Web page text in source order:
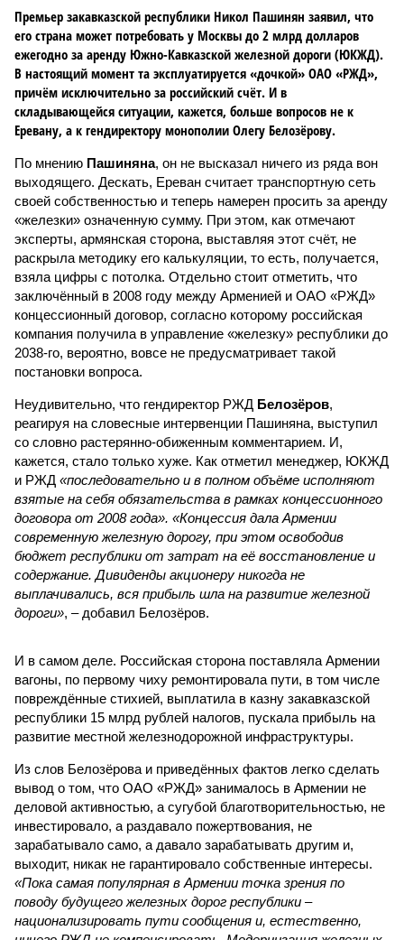
Премьер закавказской республики Никол Пашинян заявил, что
его страна может потребовать у Москвы до 2 млрд долларов
ежегодно за аренду Южно-Кавказской железной дороги (ЮКЖД).
В настоящий момент та эксплуатируется «дочкой» ОАО «РЖД»,
причём исключительно за российский счёт. И в
складывающейся ситуации, кажется, больше вопросов не к
Еревану, а к гендиректору монополии Олегу Белозёрову.
По мнению Пашиняна, он не высказал ничего из ряда вон
выходящего. Дескать, Ереван считает транспортную сеть
своей собственностью и теперь намерен просить за аренду
«железки» означенную сумму. При этом, как отмечают
эксперты, армянская сторона, выставляя этот счёт, не
раскрыла методику его калькуляции, то есть, получается,
взяла цифры с потолка. Отдельно стоит отметить, что
заключённый в 2008 году между Арменией и ОАО «РЖД»
концессионный договор, согласно которому российская
компания получила в управление «железку» республики до
2038-го, вероятно, вовсе не предусматривает такой
постановки вопроса.
Неудивительно, что гендиректор РЖД Белозёров,
реагируя на словесные интервенции Пашиняна, выступил
со словно растерянно-обиженным комментарием. И,
кажется, стало только хуже. Как отметил менеджер, ЮКЖД
и РЖД «последовательно и в полном объёме исполняют
взятые на себя обязательства в рамках концессионного
договора от 2008 года». «Концессия дала Армении
современную железную дорогу, при этом освободив
бюджет республики от затрат на её восстановление и
содержание. Дивиденды акционеру никогда не
выплачивались, вся прибыль шла на развитие железной
дороги», – добавил Белозёров.
И в самом деле. Российская сторона поставляла Армении
вагоны, по первому чиху ремонтировала пути, в том числе
повреждённые стихией, выплатила в казну закавказской
республики 15 млрд рублей налогов, пускала прибыль на
развитие местной железнодорожной инфраструктуры.
Из слов Белозёрова и приведённых фактов легко сделать
вывод о том, что ОАО «РЖД» занималось в Армении не
деловой активностью, а сугубой благотворительностью, не
инвестировало, а раздавало пожертвования, не
зарабатывало само, а давало зарабатывать другим и,
выходит, никак не гарантировало собственные интересы.
«Пока самая популярная в Армении точка зрения по
поводу будущего железных дорог рес­публики –
национализировать пути сообщения и, естественно,